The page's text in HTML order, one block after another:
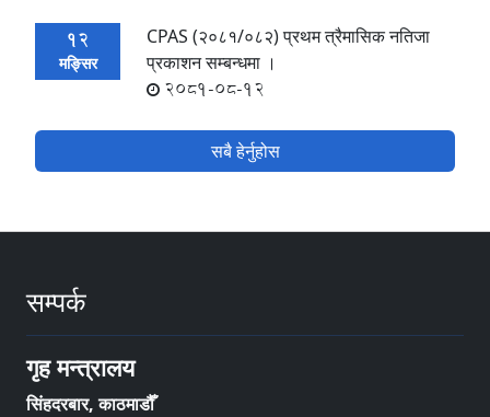
12
मङ्सिर
CPAS (२०८१/०८२) प्रथम त्रैमासिक नतिजा
प्रकाशन सम्बन्धमा ।
2081-08-12
सबै हेर्नुहोस
सम्पर्क
गृह मन्त्रालय
सिंहदरबार, काठमाडौँ